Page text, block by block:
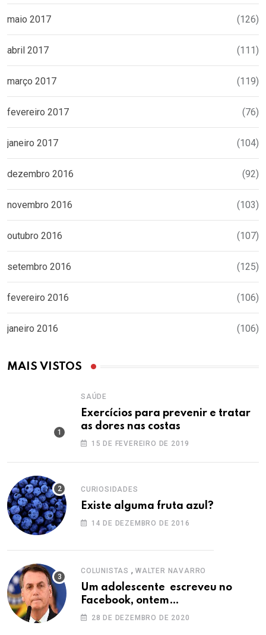
maio 2017 (126)
abril 2017 (111)
março 2017 (119)
fevereiro 2017 (76)
janeiro 2017 (104)
dezembro 2016 (92)
novembro 2016 (103)
outubro 2016 (107)
setembro 2016 (125)
fevereiro 2016 (106)
janeiro 2016 (106)
MAIS VISTOS
SAÚDE
Exercícios para prevenir e tratar
as dores nas costas
15 DE FEVEREIRO DE 2019
CURIOSIDADES
Existe alguma fruta azul?
14 DE DEZEMBRO DE 2016
COLUNISTAS , WALTER NAVARRO
Um adolescente escreveu no
Facebook, ontem…
28 DE DEZEMBRO DE 2020